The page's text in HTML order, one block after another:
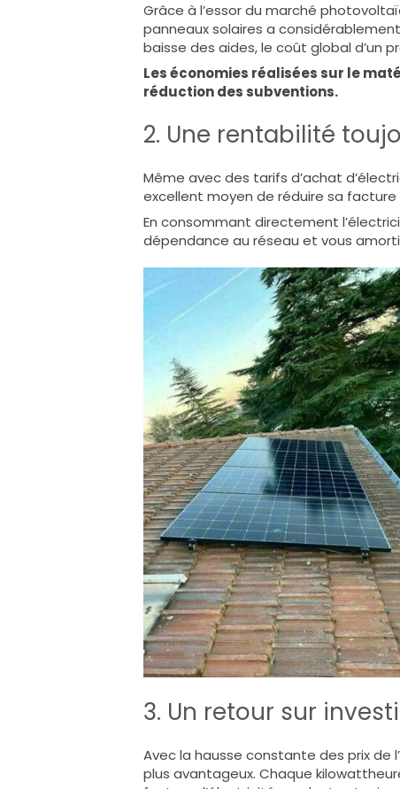
Grâce à l’essor du marché
panneaux solaires a
baisse des aides, le coût global d’un
Les économies réalisées sur le
réduction des subventions.
2. Une rentabilité
Même avec des tarifs d’achat
excellent moyen de réduire sa
En consommant directement
dépendance au réseau et vous
3. Un retour sur
Avec la hausse constante des prix de
plus avantageux. Chaque